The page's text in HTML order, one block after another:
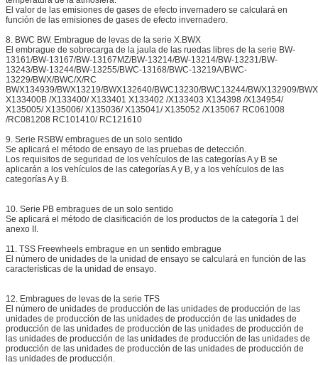
El valor de las emisiones de gases de efecto invernadero se calculará en
función de las emisiones de gases de efecto invernadero.
8. BWC BW. Embrague de levas de la serie X.BWX
El embrague de sobrecarga de la jaula de las ruedas libres de la serie BW-
13161/BW-13167/BW-13167MZ/BW-13214/BW-13214/BW-13231/BW-
13243/BW-13244/BW-13255/BWC-13168/BWC-13219A/BWC-
13229/BWX/BWC/X/RC
BWX134939/BWX13219/BWX132640/BWC13230/BWC13244/BWX132909/
X133400B /X133400/ X133401 X133402 /X133403 X134398 /X134954/
X135005/ X135006/ X135036/ X135041/ X135052 /X135067 RC061008
/RC081208 RC101410/ RC121610
9. Serie RSBW embragues de un solo sentido
Se aplicará el método de ensayo de las pruebas de detección.
Los requisitos de seguridad de los vehículos de las categorías A y B se
aplicarán a los vehículos de las categorías A y B, y a los vehículos de las
categorías A y B.
10. Serie PB embragues de un solo sentido
Se aplicará el método de clasificación de los productos de la categoría 1 del
anexo II.
11. TSS Freewheels embrague en un sentido embrague
El número de unidades de la unidad de ensayo se calculará en función de las
características de la unidad de ensayo.
12. Embragues de levas de la serie TFS
El número de unidades de producción de las unidades de producción de las
unidades de producción de las unidades de producción de las unidades de
producción de las unidades de producción de las unidades de producción de
las unidades de producción de las unidades de producción de las unidades de
producción de las unidades de producción de las unidades de producción de
las unidades de producción.